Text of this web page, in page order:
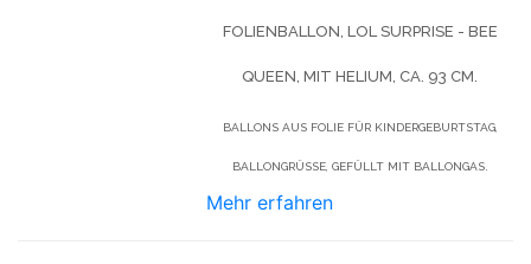
FOLIENBALLON, LOL SURPRISE - BEE
QUEEN, MIT HELIUM, CA. 93 CM.
BALLONS AUS FOLIE FÜR KINDERGEBURTSTAG,
BALLONGRÜSSE, GEFÜLLT MIT BALLONGAS.
Mehr erfahren